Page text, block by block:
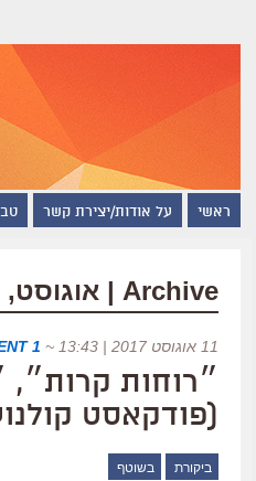
ראשי על אודות/יצירת קשר
Archive | אוגוסט, 2017
11 אוגוסט 2017 | 13:43 ~
1 COMMENT
״רוחות
(פודקאסט קולנוע
ביקורת בשוטף